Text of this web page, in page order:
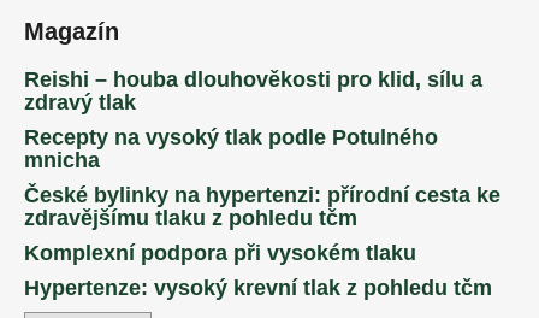
Magazín
Reishi – houba dlouhověkosti pro klid, sílu a
zdravý tlak
Recepty na vysoký tlak podle Potulného
mnicha
České bylinky na hypertenzi: přírodní cesta ke
zdravějšímu tlaku z pohledu tčm
Komplexní podpora při vysokém tlaku
Hypertenze: vysoký krevní tlak z pohledu tčm